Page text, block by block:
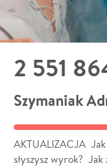
2 551
Szymaniak
AKTUALIZACJA
słyszysz wyrok?